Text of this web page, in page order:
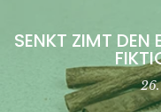
SENKT ZIMT DEN